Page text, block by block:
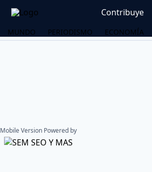
Contribuye
MUNDO PERIODISMO
ECONOMÍA
Mobile Version Powered by